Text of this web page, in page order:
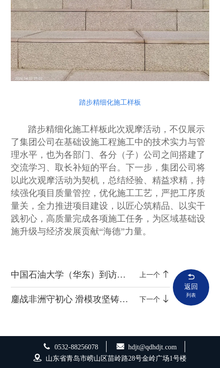
踏步精细化施工样板
踏步精细化施工样板此次观摩活动，不仅展示
了集团公司在基础设施工程施工中的技术实力与管
理水平，也为各部门、各分（子）公司之间搭建了
交流学习、取长补短的平台。下一步，集团公司将
以此次观摩活动为契机，总结经验、精益求精，持
续强化项目质量管控，优化施工工艺，严把工序质
量关，全力推进项目建设，以匠心筑精品、以实干
践初心，高质量完成各项施工任务，为区域基础设
施升级与经济发展贡献“海德”力量。
中国石油大学（华东）到访集团深化校企合作 上一个
鏖战非洲守初心 滑模攻坚铸精品——青岛海德布基纳法索筒仓项目第二次滑模圆满完成 下一个
返回
列表
0532-88256078
hdjt@qdhdjt.com
山东省青岛市崂山区苗岭路28号金岭广场1号楼